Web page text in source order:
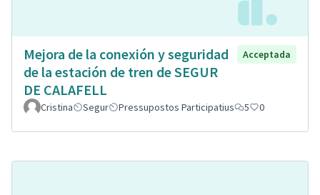
Mejora de la conexión y seguridad
de la estación de tren de SEGUR
DE CALAFELL
Acceptada
Cristina Segur Pressupostos Participatius 5 0